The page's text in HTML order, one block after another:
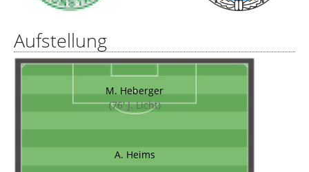
Aufstellung
M. Heberger
(76' J. Licht)
A. Heims